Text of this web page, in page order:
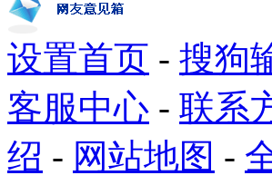
设置首页 - 搜狗
客服中心 - 联系
绍 - 网站地图 -